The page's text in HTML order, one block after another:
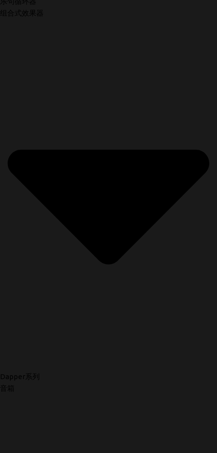
组合式效果器
Dapper系列
音箱